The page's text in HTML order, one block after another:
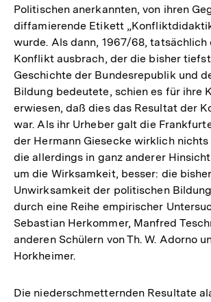
Politischen anerkannten, von ihren
diffamierende Etikett
wurde. Als dann, 1967/68,
Konflikt ausbrach, der die bisher
Geschichte der Bundesrepublik und
Bildung bedeutete, schien es für ihre
erwiesen, daß dies das Resultat der
war. Als ihr Urheber galt die
der Hermann Giesecke wirklich
die allerdings in ganz anderer
um die Wirksamkeit, besser: die
Unwirksamkeit der politischen
durch eine Reihe empirischer
Sebastian Herkommer, Manfred
anderen Schülern von Th. W. Adorno
Horkheimer.
Die niederschmetternden Resultate